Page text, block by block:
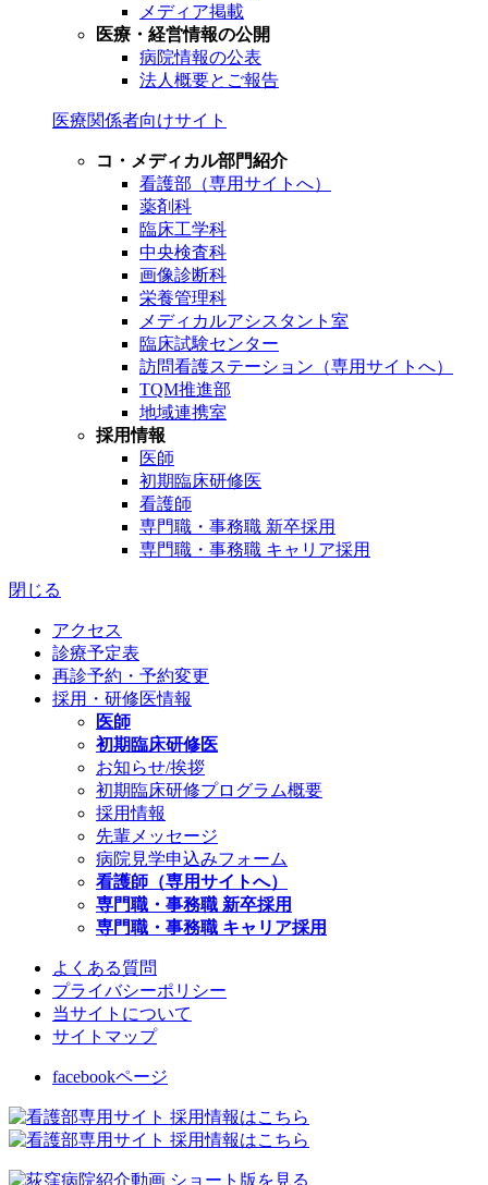
メディア掲載
医療・経営情報の公開
病院情報の公表
法人概要とご報告
医療関係者向けサイト
コ・メディカル部門紹介
看護部（専用サイトへ）
薬剤科
臨床工学科
中央検査科
画像診断科
栄養管理科
メディカルアシスタント室
臨床試験センター
訪問看護ステーション（専用サイトへ）
TQM推進部
地域連携室
採用情報
医師
初期臨床研修医
看護師
専門職・事務職 新卒採用
専門職・事務職 キャリア採用
閉じる
アクセス
診療予定表
再診予約・予約変更
採用・研修医情報
医師
初期臨床研修医
お知らせ/挨拶
初期臨床研修プログラム概要
採用情報
先輩メッセージ
病院見学申込みフォーム
看護師（専用サイトへ）
専門職・事務職 新卒採用
専門職・事務職 キャリア採用
よくある質問
プライバシーポリシー
当サイトについて
サイトマップ
facebookページ